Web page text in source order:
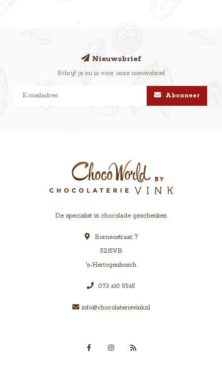
Nieuwsbrief
Schrijf je nu in voor onze nieuwsbrief
Abonneer
De specialist in chocolade geschenken
Borneostraat 7
5215VB
's-Hertogenbosch
073 610 5565
info@chocolaterievink.nl